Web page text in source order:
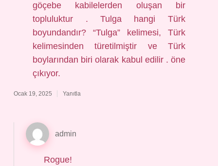
göçebe kabilelerden oluşan bir
topluluktur . Tulga hangi Türk
boyundandır? “Tulga” kelimesi, Türk
kelimesinden türetilmiştir ve Türk
boylarından biri olarak kabul edilir . öne
çıkıyor.
Ocak 19, 2025 Yanıtla
admin
Rogue!